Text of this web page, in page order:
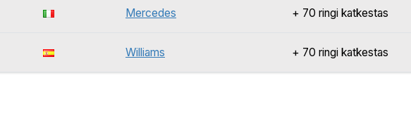
Mercedes + 70 ringi katkestas
Williams + 70 ringi katkestas